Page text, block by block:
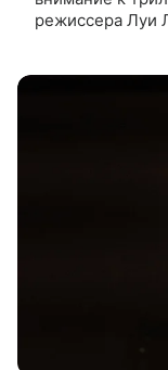
режиссера Луи